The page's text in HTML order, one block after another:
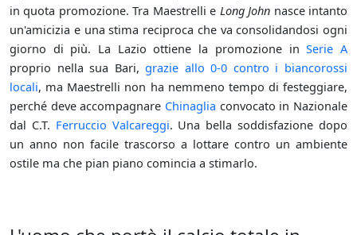
in quota promozione. Tra Maestrelli e Long John nasce intanto
un'amicizia e una stima reciproca che va consolidandosi ogni
giorno di più. La Lazio ottiene la promozione inSerie A
proprio nella sua Bari,grazie allo 0-0 contro i biancorossi
locali, ma Maestrelli non ha nemmeno tempo di festeggiare,
perché deve accompagnare Chinaglia convocato in Nazionale
dal C.T. Ferruccio Valcareggi. Una bella soddisfazione dopo
un anno non facile trascorso a lottare contro un ambiente
ostile ma che pian piano comincia a stimarlo.